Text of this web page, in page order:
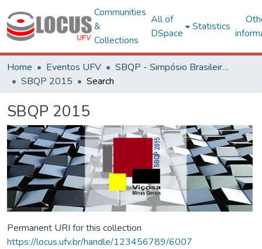
Communities
&
Collections
All of
DSpace
Statistics
Home Eventos UFV
SBQP - Simpósio Brasileiro de Qualidade do Projeto no Ambiente Construído
SBQP 2015
Search
SBQP 2015
Permanent URI for this collection
https://locus.ufv.br/handle/123456789/6007